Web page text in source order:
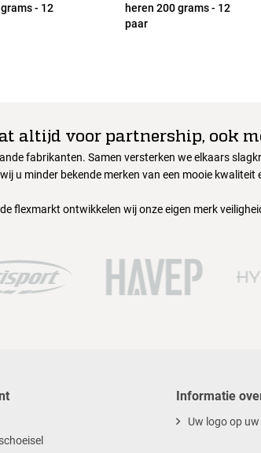
- 12
heren 200 grams - 12
paar
altijd voor partnership, ook
fabrikanten. Samen versterken we elkaars
u minder bekende merken van een mooie kwaliteit
flexmarkt ontwikkelen wij onze eigen merk
Informatie
Uw logo op